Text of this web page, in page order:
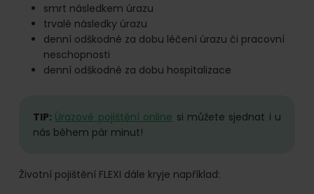
smrt následkem úrazu
trvalé následky úrazu
denní odškodné za dobu léčení úrazu či pracovní
neschopnosti
denní odškodné za dobu hospitalizace
TIP: Úrazové pojištění online si můžete sjednat i u
nás během pár minut!
Životní pojištění FLEXI dále kryje například: